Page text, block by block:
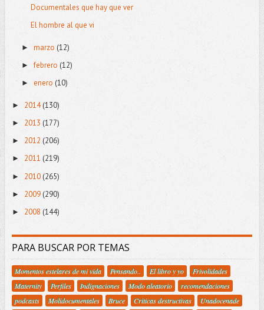
Documentales que hay que ver
El hombre al que vi
► marzo (12)
►febrero (12)
► enero (10)
► 2014(130)
► 2013 (177)
► 2012 (206)
► 2011 (219)
► 2010 (265)
► 2009(290)
► 2008 (144)
PARA BUSCAR POR TEMAS
Momentos estelares de mi vida Pensando.. El libro y yo
Frivolidades
Maternity
Perfiles Indignaciones Modo aleatorio
recomendaciones
podcasts
Molidocumentales Bruce Criticas destructivas
Unadocenade